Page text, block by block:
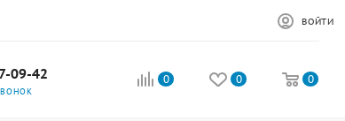
ВОЙТИ
09-42 0 0 0